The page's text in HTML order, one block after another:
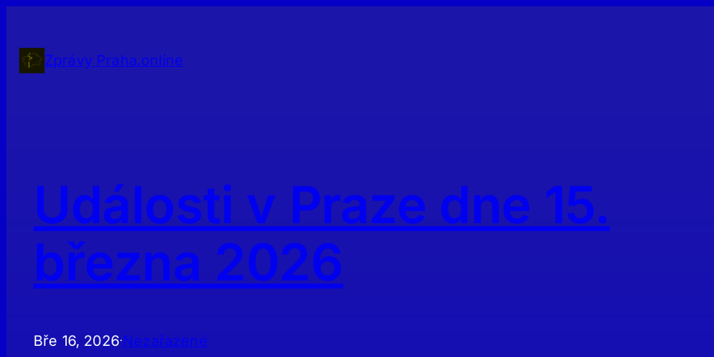
obsahZprávy Praha.online
Události v Praze dne 15.
března 2026
Bře 16, 2026·Nezařazené